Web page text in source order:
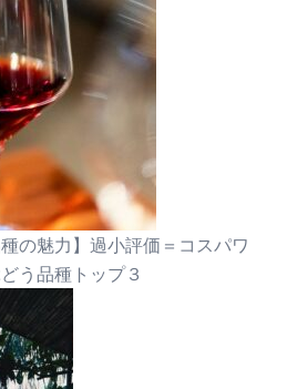
の魅力】過小評価＝コスパワ
う品種トップ３